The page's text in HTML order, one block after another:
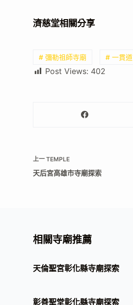
濟慈堂相關分享
# 彌勒祖師寺廟 # 一貫道
Post Views: 402
上一TEMPLE
天后宮高雄市寺廟探索
相關寺廟推薦
天倫聖宮彰化縣寺廟探索
彰善聖堂彰化縣寺廟探索